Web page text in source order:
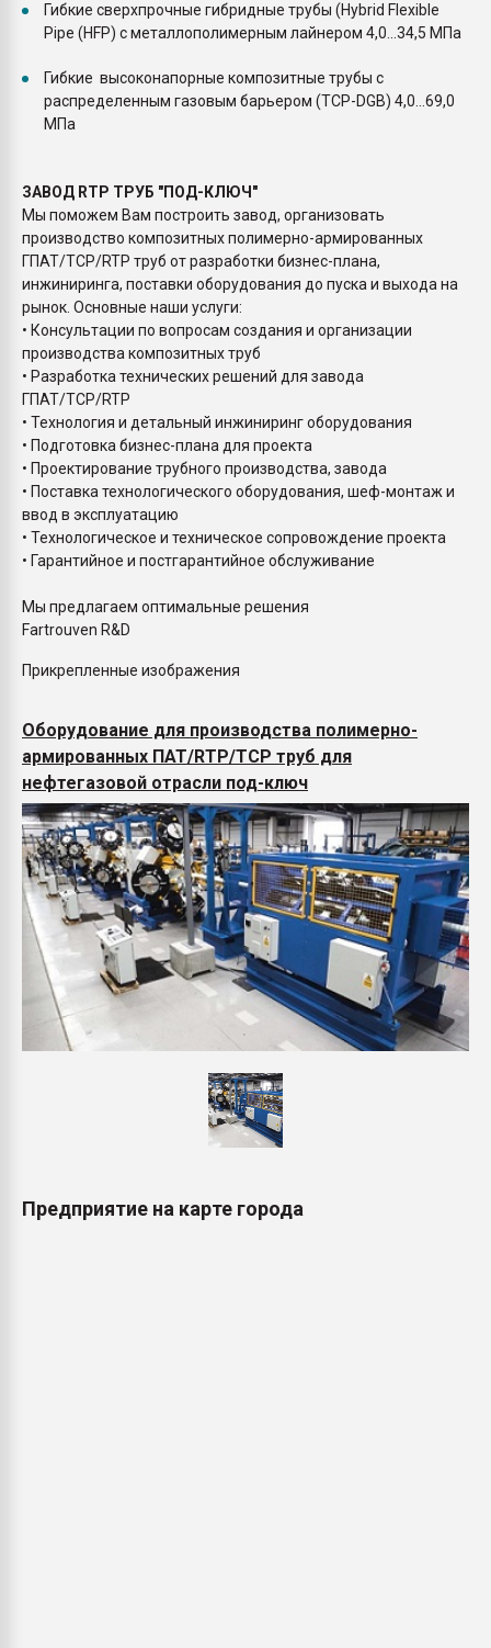
Гибкие сверхпрочные гибридные трубы (Hybrid Flexible
Pipe (HFP) с металлополимерным лайнером 4,0...34,5 МПа
Гибкие высоконапорные композитные трубы с
распределенным газовым барьером (TCP-DGB) 4,0...69,0
МПа
ЗАВОД RTP ТРУБ "ПОД-КЛЮЧ"
Мы поможем Вам построить завод, организовать
производство композитных полимерно-армированных
ГПАТ/TCP/RTP труб от разработки бизнес-плана,
инжиниринга, поставки оборудования до пуска и выхода на
рынок. Основные наши услуги:
• Консультации по вопросам создания и организации
производства композитных труб
• Разработка технических решений для завода
ГПАТ/TCP/RTP
• Технология и детальный инжиниринг оборудования
• Подготовка бизнес-плана для проекта
• Проектирование трубного производства, завода
• Поставка технологического оборудования, шеф-монтаж и
ввод в эксплуатацию
• Технологическое и техническое сопровождение проекта
• Гарантийное и постгарантийное обслуживание
Мы предлагаем оптимальные решения
Fartrouven R&D
Прикрепленные изображения
Оборудование для производства полимерно-
армированных ПАТ/RTP/TCP труб для
нефтегазовой отрасли под-ключ
Предприятие на карте города